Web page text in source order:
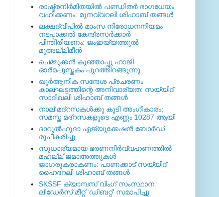
രാഷ്ട്രനിര്‍മിതയില്‍ പണ്ഡിതര്‍ ഭാഗധേയം
വഹിക്കണം: മുനവ്വറലി ശിഹാബ് തങ്ങള്‍
ലക്ഷദ്വീപില്‍ മാംസ നിരോധനനിയമം
നടപ്പാക്കല്‍ കേന്ദ്രസര്‍ക്കാര്‍
പിന്തിരിയണം: ജംഇയ്യത്തുല്‍
മുഅല്ലിമീന്‍
ചെമ്മുക്കന്‍ കുഞ്ഞാപ്പു ഹാജി
ഓര്‍മപുസ്തകം പുറത്തിറങ്ങുന്നു
ഖുര്‍ആനിക സന്ദേശ പ്രചരണം
കാലഘട്ടത്തിന്റെ അനിവാര്യത: സയ്യിദ്
സാദിഖലി ശിഹാബ് തങ്ങള്‍
നാല് മദ്‌റസകള്‍ക്കു കൂടി അംഗീകാരം;
സമസ്ത മദ്‌റസകളുടെ എണ്ണം 10287 ആയി
ദാറുല്‍ഹുദാ എജ്യുക്കേഷന്‍ ബോര്‍ഡ്
രൂപീകരിച്ചു
സുധാര്യമായ ഭരണനിര്‍വ്വഹണത്തില്‍
മഹല്ല് ജമാഅത്തുകള്‍
ജാഗരൂകരാകണം: പാണക്കാട് സയ്യിദ്
ഹൈദറലി ശിഹാബ് തങ്ങള്‍
SKSSF ക്യാമ്പസ് വിംഗ് സംസ്ഥാന
ലീഡേർസ് മീറ്റ് 'ഡിബറ്റ്' സമാപിച്ചു